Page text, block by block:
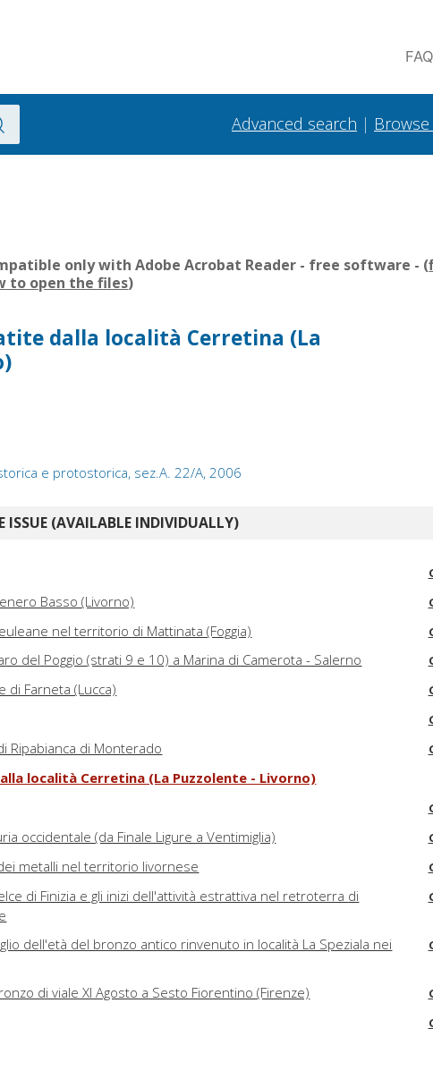
FAQ
Advanced search |
only with Adobe Acrobat Reader - free software - (
to open the files)
dalla località Cerretina (La
e protostorica, sez.A. 22/A, 2006
ISSUE (AVAILABLE INDIVIDUALLY)
Basso (Livorno)
nel territorio di Mattinata (Foggia)
del Poggio (strati 9 e 10) a Marina di Camerota - Salerno
di Farneta (Lucca)
Ripabianca di Monterado
località Cerretina (La Puzzolente - Livorno)
occidentale (da Finale Ligure a Ventimiglia)
metalli nel territorio livornese
di Finizia e gli inizi dell'attività estrattiva nel retroterra di
dell'età del bronzo antico rinvenuto in località La Speziala nei
di viale XI Agosto a Sesto Fiorentino (Firenze)